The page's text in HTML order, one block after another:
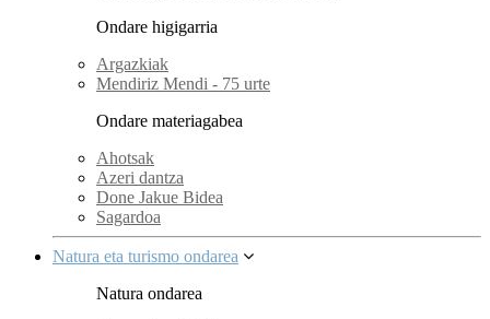
Ondare higigarria
Argazkiak
Mendiriz Mendi - 75 urte
Ondare materiagabea
Ahotsak
Azeri dantza
Done Jakue Bidea
Sagardoa
Natura eta turismo ondarea
Natura ondarea